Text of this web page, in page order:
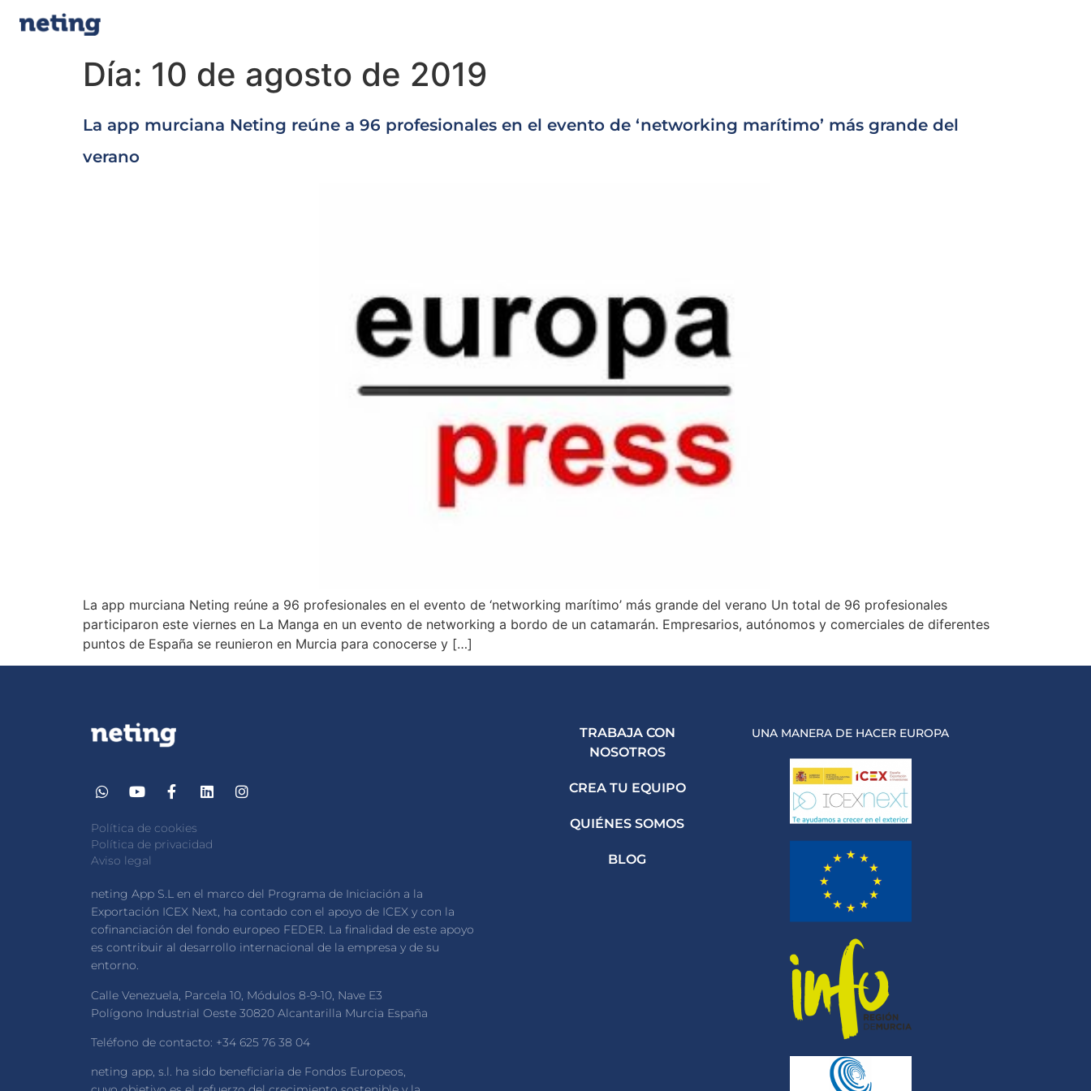
Día: 10 de agosto de 2019
La app murciana Neting reúne a 96 profesionales en el evento de ‘networking marítimo’ más grande del
verano
La app murciana Neting reúne a 96 profesionales en el evento de ‘networking marítimo’ más grande del verano Un total de 96 profesionales
participaron este viernes en La Manga en un evento de networking a bordo de un catamarán. Empresarios, autónomos y comerciales de diferentes
puntos de España se reunieron en Murcia para conocerse y […]
Política de cookies
Política de privacidad
Aviso legal
neting App S.L en el marco del Programa de Iniciación a la
Exportación ICEX Next, ha contado con el apoyo de ICEX y con la
cofinanciación del fondo europeo FEDER. La finalidad de este apoyo
es contribuir al desarrollo internacional de la empresa y de su
entorno.
Calle Venezuela, Parcela 10, Módulos 8-9-10, Nave E3
Polígono Industrial Oeste 30820 Alcantarilla Murcia España
Teléfono de contacto: +34 625 76 38 04
neting app, s.l. ha sido beneficiaria de Fondos Europeos,
TRABAJA CON
NOSOTROS
CREA TU EQUIPO
QUIÉNES SOMOS
BLOG
UNA MANERA DE HACER EUROPA